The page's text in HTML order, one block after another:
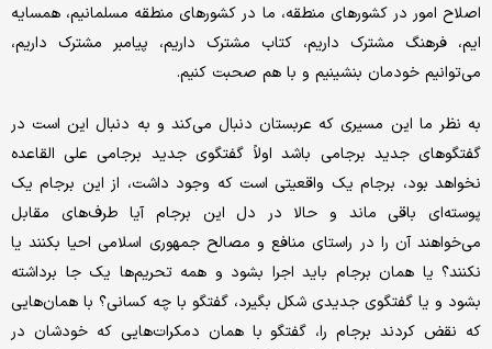
اصلاح امور در کشورهای منطقه، ما در کشورهای منطقه مسلمانیم، همسایه
ایم، فرهنگ مشترک داریم، کتاب مشترک داریم، پیامبر مشترک داریم،
می‌توانیم خودمان بنشینیم و با هم صحبت کنیم.
به نظر ما این مسیری که عربستان دنبال می‌کند و به دنبال این است در
گفتگوهای جدید برجامی باشد اولاً گفتگوی جدید برجامی علی القاعده
نخواهد بود، برجام یک واقعیتی است که وجود داشت، از این برجام یک
پوسته‌ای باقی ماند و حالا در دل این برجام آیا طرف‌های مقابل
می‌خواهند آن را در راستای منافع و مصالح جمهوری اسلامی احیا بکنند یا
نکنند؟ یا همان برجام باید اجرا بشود و همه تحریم‌ها یک جا برداشته
بشود و یا گفتگوی جدیدی شکل بگیرد، گفتگو با چه کسانی؟ با همان‌هایی
که نقض کردند برجام را، گفتگو با همان دمکرات‌هایی که خودشان در